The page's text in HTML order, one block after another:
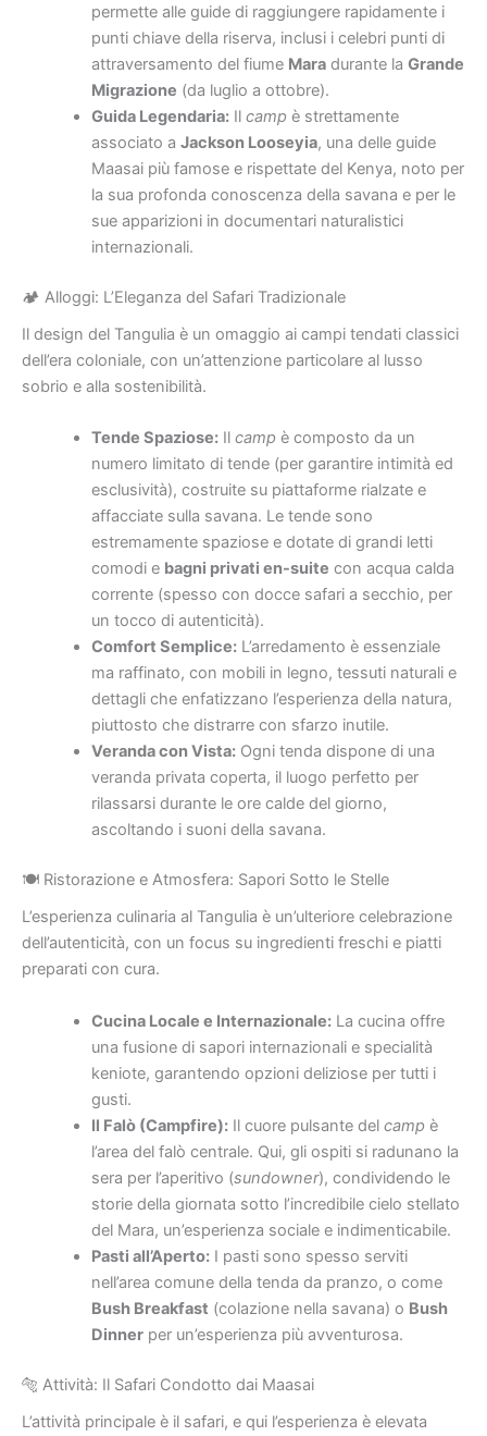
permette alle guide di raggiungere rapidamente i
punti chiave della riserva, inclusi i celebri punti di
attraversamento del fiume Maradurante la Grande
Migrazione (da luglio a ottobre).
Guida Legendaria:Il camp è strettamente
associato a Jackson Looseyia, una delle guide
Maasai più famose e rispettate del Kenya, noto per
la sua profonda conoscenza della savana e per le
sue apparizioni in documentari naturalistici
internazionali.
🏕️ Alloggi: L’Eleganza del Safari Tradizionale
Il design del Tangulia è un omaggio ai campi tendati classici
dell’era coloniale, con un’attenzione particolare al lusso
sobrio e alla sostenibilità.
Tende Spaziose:Il camp è composto da un
numero limitato di tende (per garantire intimità ed
esclusività), costruite su piattaforme rialzate e
affacciate sulla savana. Le tende sono
estremamente spaziose e dotate di grandi letti
comodi e bagni privati en-suite con acqua calda
corrente (spesso con docce safari a secchio, per
un tocco di autenticità).
Comfort Semplice:L’arredamento è essenziale
ma raffinato, con mobili in legno, tessuti naturali e
dettagli che enfatizzano l’esperienza della natura,
piuttosto che distrarre con sfarzo inutile.
Veranda con Vista:Ogni tenda dispone di una
veranda privata coperta, il luogo perfetto per
rilassarsi durante le ore calde del giorno,
ascoltando i suoni della savana.
🍽️ Ristorazione e Atmosfera: Sapori Sotto le Stelle
L’esperienza culinaria al Tangulia è un’ulteriore celebrazione
dell’autenticità, con un focus su ingredienti freschi e piatti
preparati con cura.
Cucina Locale e Internazionale:La cucina offre
una fusione di sapori internazionali e specialità
keniote, garantendo opzioni deliziose per tutti i
gusti.
Il Falò (Campfire):Il cuore pulsante del camp è
l’area del falò centrale. Qui, gli ospiti si radunano la
sera per l’aperitivo (sundowner), condividendo le
storie della giornata sotto l’incredibile cielo stellato
del Mara, un’esperienza sociale e indimenticabile.
Pasti all’Aperto:I pasti sono spesso serviti
nell’area comune della tenda da pranzo, o come
Bush Breakfast (colazione nella savana) o Bush
Dinnerper un’esperienza più avventurosa.
🐅 Attività: Il Safari Condotto dai Maasai
L’attività principale è il safari, e qui l’esperienza è elevata